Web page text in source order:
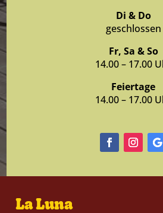
Di & Do
geschlossen
Fr, Sa & So
14.00 – 17.00
Feiertage
14.00 – 17.00
La Luna